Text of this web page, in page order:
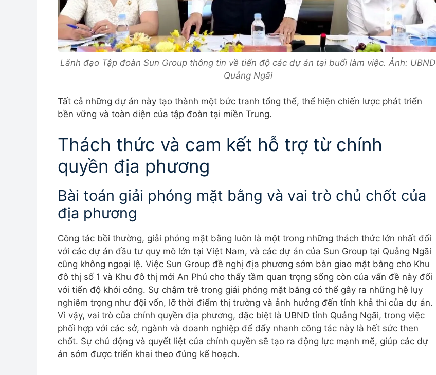
Lãnh đạo Tập đoàn Sun Group thông tin về tiến độ các dự án tại buổi làm việc. Ảnh: UBND
Quảng Ngãi
Tất cả những dự án này tạo thành một bức tranh tổng thể, thể hiện chiến lược phát triển
bền vững và toàn diện của tập đoàn tại miền Trung.
Thách thức và cam kết hỗ trợ từ chính
quyền địa phương
Bài toán giải phóng mặt bằng và vai trò chủ chốt của
địa phương
Công tác bồi thường, giải phóng mặt bằng luôn là một trong những thách thức lớn nhất đối
với các dự án đầu tư quy mô lớn tại Việt Nam, và các dự án của Sun Group tại Quảng Ngãi
cũng không ngoại lệ. Việc Sun Group đề nghị địa phương sớm bàn giao mặt bằng cho Khu
đô thị số 1 và Khu đô thị mới An Phú cho thấy tầm quan trọng sống còn của vấn đề này đối
với tiến độ khởi công. Sự chậm trễ trong giải phóng mặt bằng có thể gây ra những hệ lụy
nghiêm trọng như đội vốn, lỡ thời điểm thị trường và ảnh hưởng đến tính khả thi của dự án.
Vì vậy, vai trò của chính quyền địa phương, đặc biệt là UBND tỉnh Quảng Ngãi, trong việc
phối hợp với các sở, ngành và doanh nghiệp để đẩy nhanh công tác này là hết sức then
chốt. Sự chủ động và quyết liệt của chính quyền sẽ tạo ra động lực mạnh mẽ, giúp các dự
án sớm được triển khai theo đúng kế hoạch.